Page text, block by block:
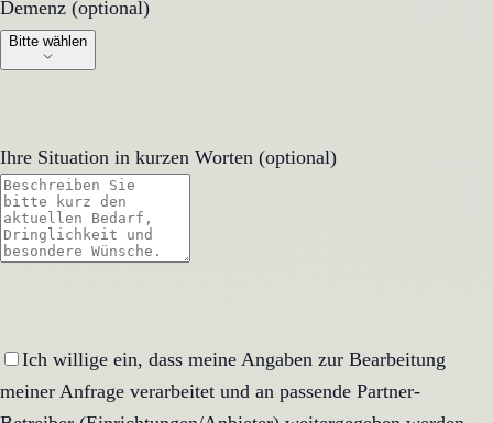
Demenz (optional)
Demenz (optional)
Bitte wählen
Ihre Situation in kurzen Worten (optional)
Ich willige ein, dass meine Angaben zur Bearbeitung
meiner Anfrage verarbeitet und an passende Partner-